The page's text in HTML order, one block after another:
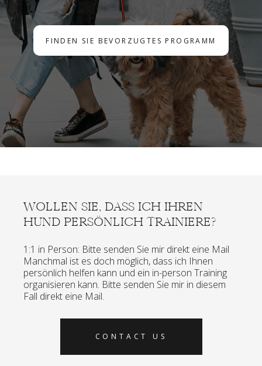
FINDEN SIE BEVORZUGTES PROGRAMM
WOLLEN SIE, DASS ICH IHREN
HUND PERSÖNLICH TRAINIERE?
1:1 in Person: Bitte senden Sie mir direkt eine Mail
Manchmal ist es doch möglich, dass ich Ihnen
persönlich helfen kann und ein in-person Training
organisieren kann. Bitte senden Sie mir in diesem
Fall direkt eine Mail.
CONTACT US